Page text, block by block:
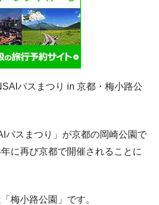
バスまつり in 京都・梅小路公
バスまつり」が京都の岡崎公園で
に再び京都で開催されることに
梅小路公園」です。